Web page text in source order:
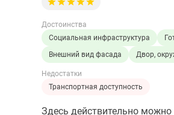
Достоинства
Социальная инфраструктура
Внешний вид фасада
Двор,
Недостатки
Транспортная доступность
Здесь действительно можно